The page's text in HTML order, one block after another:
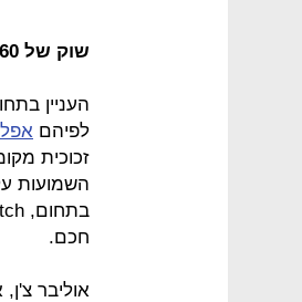
שוק של 60 מיליארד דולר?
העניין
לפיהם
זכוכית
השמועות
חכם.
אוליבר